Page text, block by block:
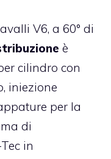
V6, a 60° di
è
cilindro con
iniezione
per la
di
in